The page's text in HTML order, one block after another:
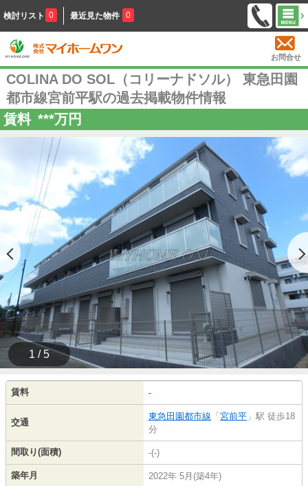
検討リスト 0 最近見た物件 0
お問合せ
COLINA DO SOL（コリーナドソル） 東急田園
都市線宮前平駅の過去掲載物件情報
賃料 ***万円
1 / 5
賃料 -
交通
東急田園都市線 「 宮前平 」駅 徒歩18
分
間取り(面積) -(-)
築年月 2022年 5月(築4年)